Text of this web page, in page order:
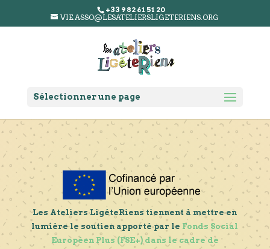
+33 9 82 61 51 20
VIE.ASSO@LESATELIERSLIGETERIENS.ORG
Sélectionner une page
Les Ateliers LigéteRiens tiennent à mettre en
lumière le soutien apporté par le Fonds Social
Européen Plus (FSE+) dans le cadre de